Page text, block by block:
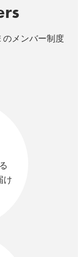
のメンバー制度
け